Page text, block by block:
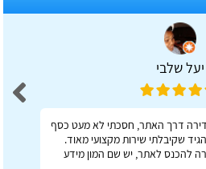
יעל שלבי
דירה דרך האתר, חסכתי לא מעט כסף
שקיבלתי שירות מקצועי מאוד.
להכנס לאתר, יש שם המון מידע